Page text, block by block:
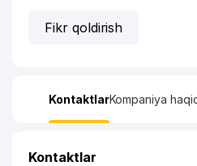
Fikr qoldirish
KontaktlarKompaniya
Kontaktlar